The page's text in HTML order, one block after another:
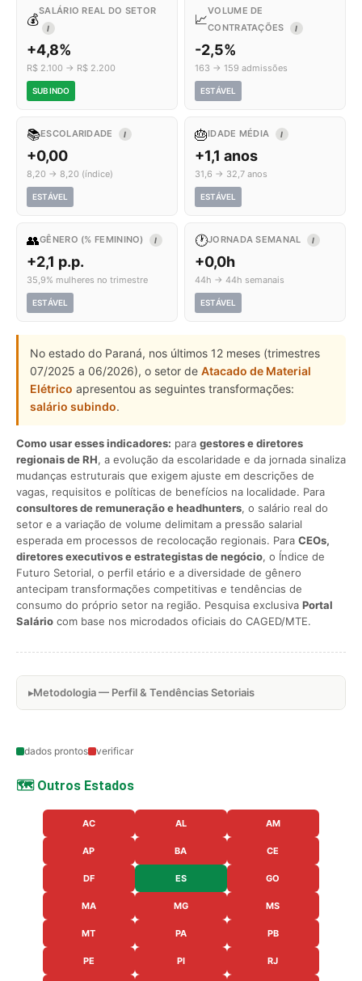
💰
SALÁRIO REAL DO SETOR
I
+4,8%
R$ 2.100 → R$ 2.200
SUBINDO
📈
VOLUME DE
CONTRATAÇÕES
I
-2,5%
163 → 159 admissões
ESTÁVEL
📚ESCOLARIDADE I
+0,00
8,20 → 8,20 (índice)
ESTÁVEL
🎂IDADE MÉDIA I
+1,1 anos
31,6 → 32,7 anos
ESTÁVEL
👥GÊNERO (% FEMININO) I
+2,1 p.p.
35,9% mulheres no trimestre
ESTÁVEL
🕐JORNADA SEMANAL I
+0,0h
44h → 44h semanais
ESTÁVEL
No estado do Paraná, nos últimos 12 meses (trimestres
07/2025 a 06/2026), o setor de Atacado de Material
Elétrico apresentou as seguintes transformações:
salário subindo.
Como usar esses indicadores: para gestores e diretores
regionais de RH, a evolução da escolaridade e da jornada sinaliza
mudanças estruturais que exigem ajuste em descrições de
vagas, requisitos e políticas de benefícios na localidade. Para
consultores de remuneração e headhunters, o salário real do
setor e a variação de volume delimitam a pressão salarial
esperada em processos de recolocação regionais. Para CEOs,
diretores executivos e estrategistas de negócio, o Índice de
Futuro Setorial, o perfil etário e a diversidade de gênero
antecipam transformações competitivas e tendências de
consumo do próprio setor na região. Pesquisa exclusiva Portal
Salário com base nos microdados oficiais do CAGED/MTE.
Metodologia — Perfil & Tendências Setoriais
dados prontos verificar
🗺️ Outros Estados
AC AL AM
AP BA CE
DF ES GO
MA MG MS
MT PA PB
PE PI RJ